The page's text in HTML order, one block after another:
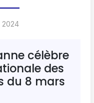
NOUS
CONTACTER
2024
célèbre
des
du 8 mars